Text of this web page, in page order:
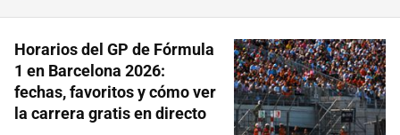
Horarios del GP de Fórmula
1 en Barcelona 2026:
fechas, favoritos y cómo ver
la carrera gratis en directo